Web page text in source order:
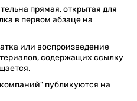
прямая, открытая для
в первом абзаце на
или воспроизведение
содержащих ссылку
публикуются на